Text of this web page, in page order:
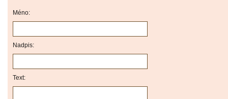
Méno:
Nadpis:
Text: